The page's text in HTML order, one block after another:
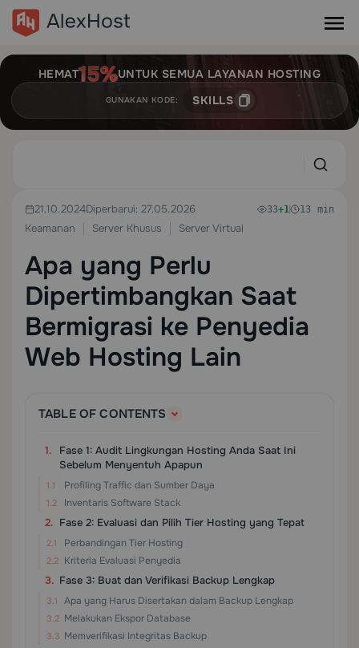
HEMAT UNTUK SEMUA LAYANAN HOSTING
GUNAKAN KODE: SKILLS
21.10.2024Diperbarui: 27.05.2026
Keamanan
Server Khusus Server Virtual
33+1 13 min
Apa yang Perlu
Dipertimbangkan Saat
Bermigrasi ke Penyedia
Web Hosting Lain
TABLE OF CONTENTS
Fase 1: Audit Lingkungan Hosting Anda Saat Ini
Sebelum Menyentuh Apapun
Profiling Traffic dan Sumber Daya
Inventaris Software Stack
Fase 2: Evaluasi dan Pilih Tier Hosting yang Tepat
Perbandingan Tier Hosting
Kriteria Evaluasi Penyedia
Fase 3: Buat dan Verifikasi Backup Lengkap
Apa yang Harus Disertakan dalam Backup Lengkap
Melakukan Ekspor Database
Memverifikasi Integritas Backup